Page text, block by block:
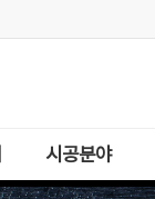
시공분야